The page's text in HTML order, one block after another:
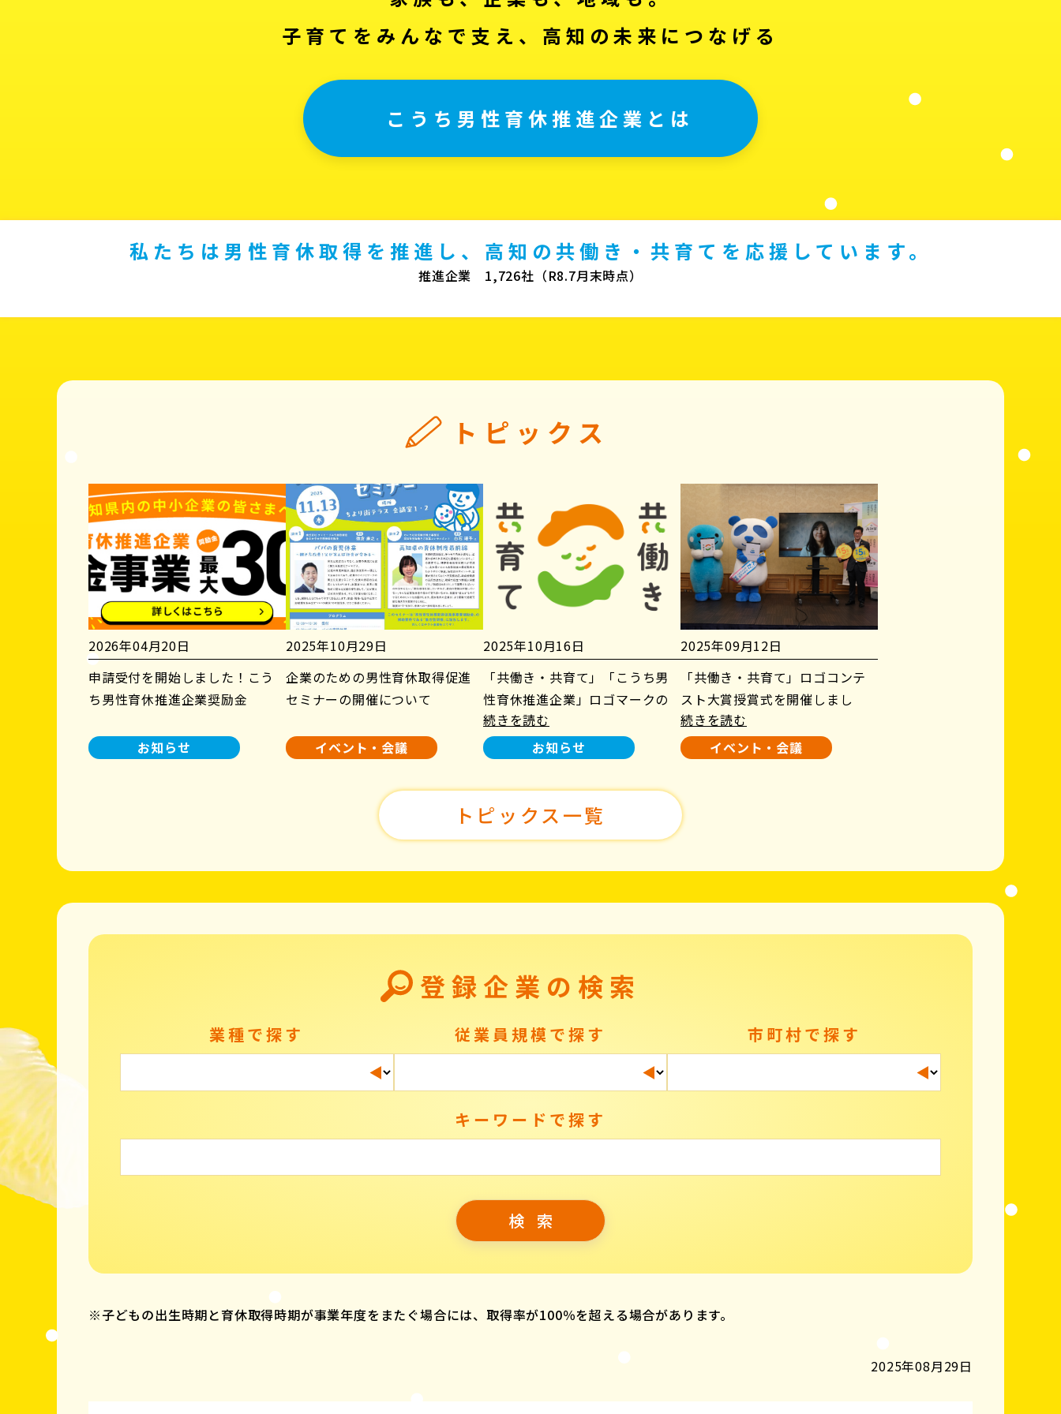
子育てをみんなで支え、高知の未来につなげる
こうち男性育休推進企業とは
私たちは男性育休取得を推進し、高知の共働き・共育てを応援しています。
推進企業 1,726社（R8.7月末時点）
トピックス
2026年04月20日
申請受付を開始しました！こう
ち男性育休推進企業奨励金
お知らせ
2025年10月29日
企業のための男性育休取得促進
セミナーの開催について
イベント・会議
2025年10月16日
「共働き・共育て」「こうち男
性育休推進企業」ロゴマークの
使用について
続きを読む
お知らせ
2025年09月12日
「共働き・共育て」ロゴコンテ
スト大賞授賞式を開催しまし
た！
続きを読む
イベント・会議
トピックス一覧
登録企業の検索
業種で探す 従業員規模で探す 市町村で探す
キーワードで探す
※子どもの出生時期と育休取得時期が事業年度をまたぐ場合には、取得率が100％を超える場合があります。
2025年08月29日